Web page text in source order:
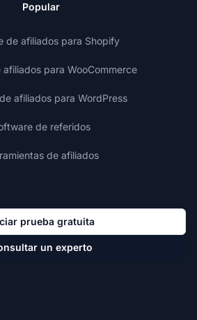
Popular
de afiliados para Shopify
para WooCommerce
afiliados para WordPress
de referidos
de afiliados
prueba gratuita
un experto